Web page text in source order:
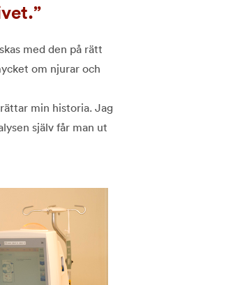
med den på rätt
om njurar och
min historia. Jag
själv får man ut